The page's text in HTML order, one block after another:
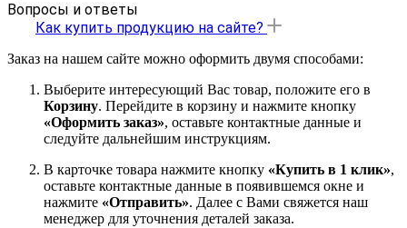
Вопросы и ответы
Как купить продукцию на сайте?
Заказ на нашем сайте можно оформить двумя способами:
Выберите интересующий Вас товар, положите его в
Корзину. Перейдите в корзину и нажмите кнопку
«Оформить заказ», оставьте контактные данные и
следуйте дальнейшим инструкциям.
В карточке товара нажмите кнопку «Купить в 1 клик»,
оставьте контактные данные в появившемся окне и
нажмите «Отправить». Далее с Вами свяжется наш
менеджер для уточнения деталей заказа.